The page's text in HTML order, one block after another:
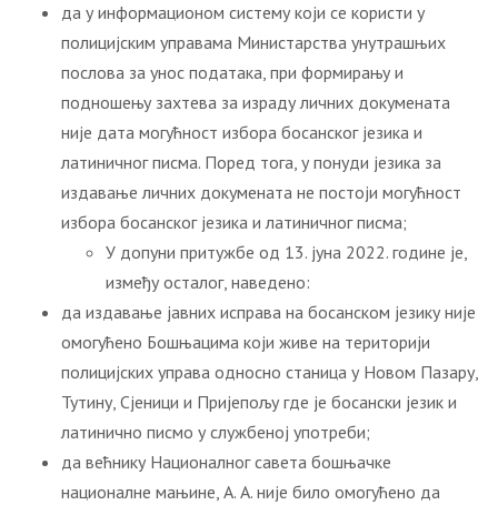
да у информационом систему који се користи у
полицијским управама Министарства унутрашњих
послова за унос података, при формирању и
подношењу захтева за израду личних докумената
није дата могућност избора босанског језика и
латиничног писма. Поред тога, у понуди језика за
издавање личних докумената не постоји могућност
избора босанског језика и латиничног писма;
У допуни притужбе од 13. јуна 2022. године је,
између осталог, наведено:
да издавање јавних исправа на босанском језику није
омогућено Бошњацима који живе на територији
полицијских управа односно станица у Новом Пазару,
Тутину, Сјеници и Пријепољу где је босански језик и
латинично писмо у службеној употреби;
да већнику Националног савета бошњачке
националне мањине, А. А. није било омогућено да